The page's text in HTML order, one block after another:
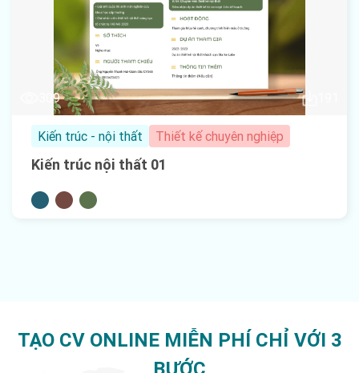
309
Kiến trúc - nội thất Thiết kế chuyên nghiệp
Kiến trúc nội thất 01
TẠO CV ONLINE MIỄN PHÍ CHỈ VỚI 3